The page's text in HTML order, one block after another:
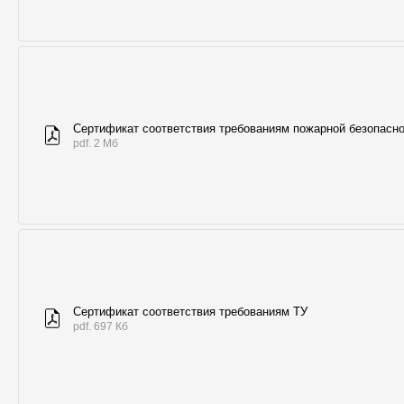
Сертификат соответствия требованиям пожарной
pdf. 2 Мб
Сертификат соответствия требованиям ТУ
pdf. 697 Кб